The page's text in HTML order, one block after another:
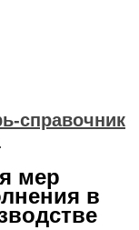
справочник
мер
в